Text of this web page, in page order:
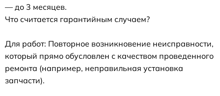
— до 3 месяцев.
Что считается гарантийным случаем?
Для работ: Повторное возникновение неисправности,
который прямо обусловлен с качеством проведенного
ремонта (например, неправильная установка
запчасти).